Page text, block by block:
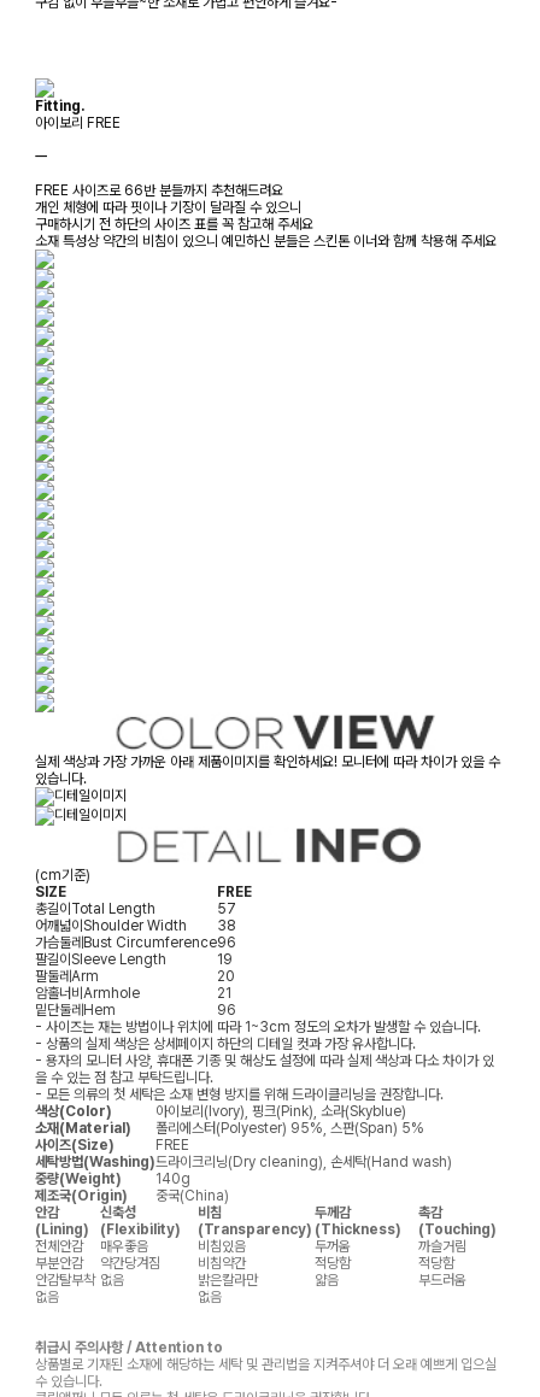
Fitting.
아이보리 FREE
ㅡ
FREE 사이즈로 66반 분들까지 추천해드려요
개인 체형에 따라 핏이나 기장이 달라질 수 있으니
구매하시기 전 하단의 사이즈 표를 꼭 참고해 주세요
소재 특성상 약간의 비침이 있으니 예민하신 분들은 스킨톤 이너와 함께 착용해 주세요
실제 색상과 가장 가까운 아래 제품이미지를 확인하세요! 모니터에 따라 차이가 있을 수
있습니다.
(cm기준)
SIZE
FREE
총길이Total Length
57
어깨넓이Shoulder Width
38
가슴둘레Bust Circumference96
팔길이Sleeve Length
19
팔둘레Arm
20
암홀너비Armhole
21
밑단둘레Hem
96
- 사이즈는 재는 방법이나 위치에 따라 1~3cm 정도의 오차가 발생할 수 있습니다.
- 상품의 실제 색상은 상세페이지 하단의 디테일 컷과 가장 유사합니다.
- 용자의 모니터 사양, 휴대폰 기종 및 해상도 설정에 따라 실제 색상과 다소 차이가 있
을 수 있는 점 참고 부탁드립니다.
- 모든 의류의 첫 세탁은 소재 변형 방지를 위해 드라이클리닝을 권장합니다.
색상(Color)
아이보리(Ivory), 핑크(Pink), 소라(Skyblue)
소재(Material)
폴리에스터(Polyester) 95%, 스판(Span) 5%
사이즈(Size)
FREE
세탁방법(Washing)드라이크리닝(Dry cleaning), 손세탁(Hand wash)
중량(Weight)
140g
제조국(Origin)
중국(China)
안감
(Lining)
신축성
(Flexibility)
비침
(Transparency)
두께감
(Thickness)
촉감
(Touching)
전체안감
매우좋음 비침있음 두꺼움
까슬거림
부분안감
약간당겨짐 비침약간 적당함
적당함
안감탈부착 없음 밝은칼라만 얇음
부드러움
없음
없음
취급시 주의사항 / Attention to
상품별로 기재된 소재에 해당하는 세탁 및 관리법을 지켜주셔야 더 오래 예쁘게 입으실
수 있습니다.